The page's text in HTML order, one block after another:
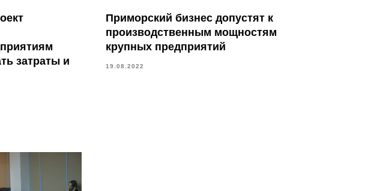
затраты и
Приморский бизнес допустят к
производственным мощностям
крупных предприятий
19.08.2022